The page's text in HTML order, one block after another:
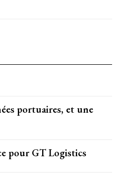
portuaires, et une
pour GT Logistics